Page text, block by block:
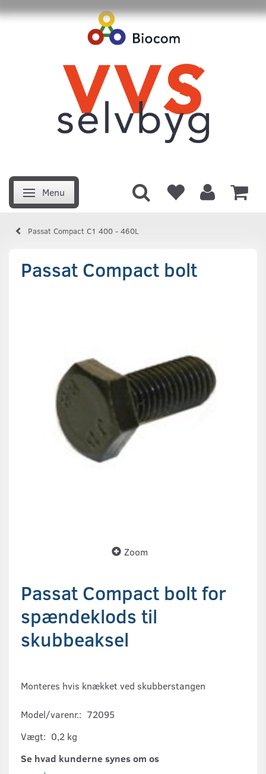
Skifte navigation
Menu
Passat Compact C1 400 - 460L
Passat Compact bolt
Zoom
Passat Compact bolt for
spændeklods til
skubbeaksel
Monteres hvis knækket ved skubberstangen
Model/varenr.: 72095
Vægt: 0,2 kg
Se hvad kunderne synes om os